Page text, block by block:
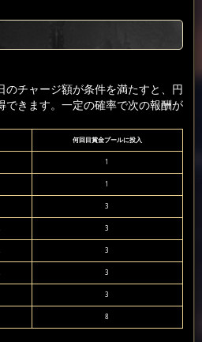
のチャージ額が条件を満たすと、円
できます。一定の確率で次の報酬が
何回目賞金プールに投入
1
1
3
3
3
3
3
8